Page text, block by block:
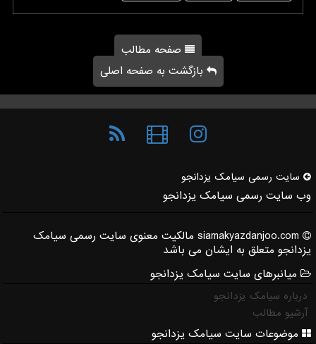
صفحه مطالب
بازگشت به صفحه اصلی
سایت رسمی سیامك یزدانجو
وب سایت رسمی سیامک یزدانجو
siamakyazdanjoo.com مالکیت معنوی سایت رسمی سیامک
یزدانجو متعلق به ایشان می باشد
میانبرهای سایت سیامک یزدانجو
درباره سیامک یزدانجو
آرشیو مطالب
موضوعات سایت سیامک یزدانجو